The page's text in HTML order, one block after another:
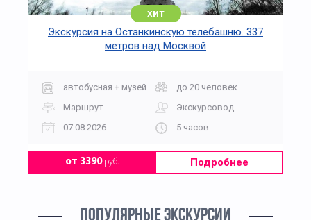
хит
Экскурсия на Останкинскую телебашню. 337
метров над Москвой
автобусная + музей
до 20 человек
Маршрут
Экскурсовод
07.08.2026
5 часов
от 3390руб. Подробнее